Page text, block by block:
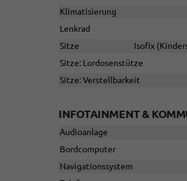
Klimatisierung
Lenkrad
Sitze
Isofix
Sitze: Lordosenstütze
Sitze: Verstellbarkeit
INFOTAINMENT &
Audioanlage
Bordcomputer
Navigationssystem